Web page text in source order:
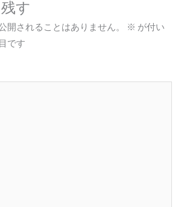
す
開されることはありません。 ※ が付い
です